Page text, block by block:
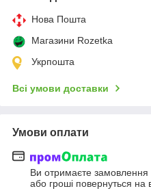
Нова Пошта
Магазини Rozetka
Укрпошта
Всі умови доставки
Умови оплати
Ви отримаєте замовлення
або гроші повернуться на